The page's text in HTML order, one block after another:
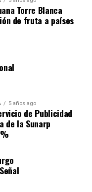
Lima no se les
Torre Blanca
de fruta a países
5 años ago
de Publicidad
de la Sunarp